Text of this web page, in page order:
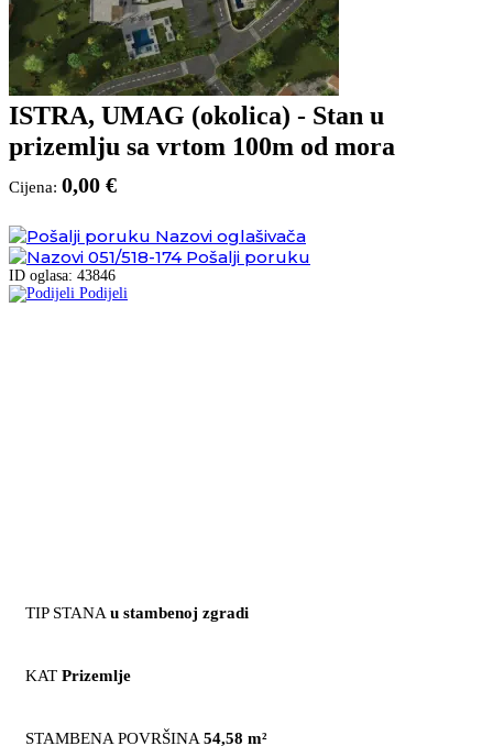
ISTRA, UMAG (okolica) - Stan u
prizemlju sa vrtom 100m od mora
Cijena: 0,00 €
Nazovi oglašivača
051/518-174 Pošalji poruku
ID oglasa: 43846
Podijeli
TIP STANA u stambenoj zgradi
KAT Prizemlje
STAMBENA POVRŠINA 54,58 m²